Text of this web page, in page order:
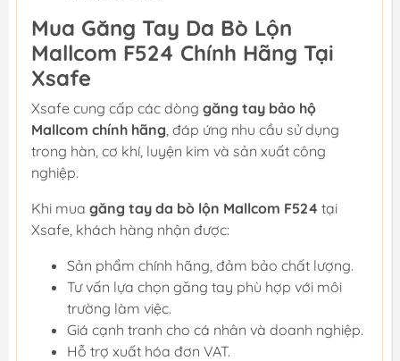
Mua Găng Tay Da Bò Lộn
Mallcom F524 Chính Hãng Tại
Xsafe
Xsafe cung cấp các dòng găng tay bảo hộ
Mallcom chính hãng , đáp ứng nhu cầu sử dụng
trong hàn, cơ khí, luyện kim và sản xuất công
nghiệp.
Khi mua găng tay da bò lộn Mallcom F524 tại
Xsafe, khách hàng nhận được:
Sản phẩm chính hãng, đảm bảo chất lượng.
Tư vấn lựa chọn găng tay phù hợp với môi
trường làm việc.
Giá cạnh tranh cho cá nhân và doanh nghiệp.
Hỗ trợ xuất hóa đơn VAT.